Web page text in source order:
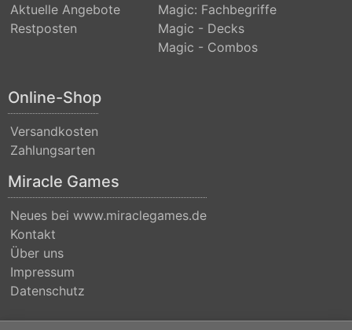
Bolas
Duel
Blessed
vs.
Cursed
Decks:
Divine
vs.
Demonic
Duel
Aktuelle Angebote
Restposten
Magic: Fachbegriffe
Magic - Decks
Magic - Combos
Online-Shop
Versandkosten
Zahlungsarten
Miracle Games
Neues bei www.miraclegames.de
Kontakt
Über uns
Impressum
Datenschutz